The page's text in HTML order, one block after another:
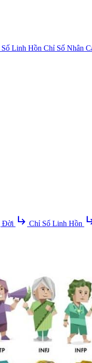
Linh Hồn Chỉ Số Nhân
Đời subdirectory_arrow_right Chỉ Số Linh Hồn